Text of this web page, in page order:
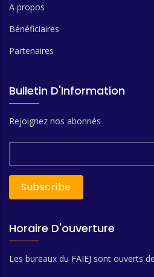
A propos
Bénéficiaires
Partenaires
Bulletin D'Information
Rejoignez nos abonnés
Horaire D'ouverture
Les bureaux du FAIEJ sont ouverts